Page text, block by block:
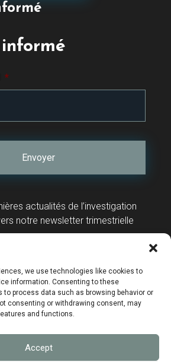
we use technologies like cookies to
information. Consenting to these
process data such as browsing behavior or
consenting or withdrawing consent, may
and functions.
Accept
*
actualités de l’investigation
notre newsletter trimestrielle